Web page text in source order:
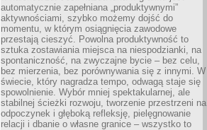
automatycznie zapełniana „produktywnymi”
aktywnościami, szybko możemy dojść do
momentu, w którym osiągnięcia zawodowe
przestają cieszyć. Powolna produktywność to
sztuka zostawiania miejsca na niespodzianki, na
spontaniczność, na zwyczajne bycie – bez celu,
bez mierzenia, bez porównywania się z innymi. W
świecie, który nagradza tempo, odwagą staje się
spowolnienie. Wybór mniej spektakularnej, ale
stabilnej ścieżki rozwoju, tworzenie przestrzeni na
odpoczynek i głęboką refleksję, pielęgnowanie
relacji i dbanie o własne granice – wszystko to